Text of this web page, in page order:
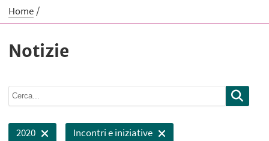
Home
Notizie
2020 Incontri e iniziative